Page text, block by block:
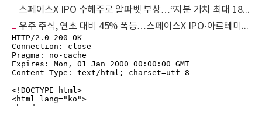
스페이스X IPO 수혜주로 알파벳 부상…“지분 가치 최대 180조원”
우주 주식, 연초 대비 45% 폭등…스페이스X IPO·아르테미스가 불붙였다